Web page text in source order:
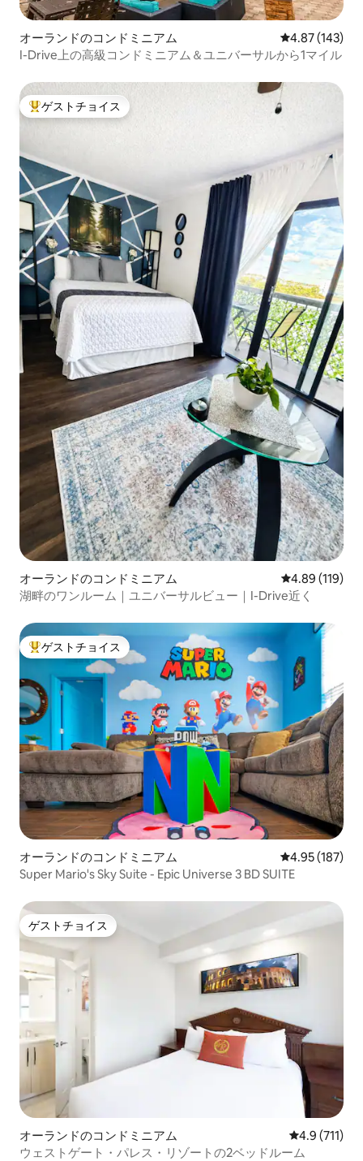
オーランドのコンドミニアム レビュー143
4.87 (143)
I-Drive上の高級コンドミニアム＆ユニバーサルから1マイル
大好評のゲストチョイスです。
ゲストチョイス
オーランドのコンドミニアム レビュー119
4.89 (119)
湖畔のワンルーム｜ユニバーサルビュー｜I-Drive近く
大好評のゲストチョイスです。
ゲストチョイス
オーランドのコンドミニアム レビュー187
4.95 (187)
Super Mario's Sky Suite - Epic Universe 3 BD SUITE
ゲストチョイス
ゲストチョイス
オーランドのコンドミニアム レビュー711
4.9 (711)
ウェストゲート・パレス・リゾートの2ベッドルーム